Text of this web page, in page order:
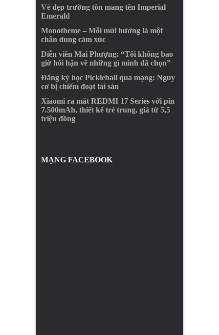
Vẻ đẹp trường tồn mang tên Imperial
Emerald
Monotheme – Mỗi mùi hương là một
chân dung cảm xúc
Diễn viên Mai Phượng: “Tôi không bao
giờ hối hận về những gì mình đã chọn”
Đăng ký học Pickleball qua mạng: Nguy
cơ bị chiếm đoạt tài sản
Xiaomi ra mắt REDMI 17 Series với pin
7.500mAh, thiết kế trẻ trung, giá từ 5,5
triệu đồng
MẠNG FACEBOOK